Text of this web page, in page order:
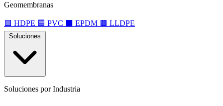
Geomembranas
🟩 HDPE 🟦 PVC EPDM 🟫 LLDPE
Soluciones por Industria